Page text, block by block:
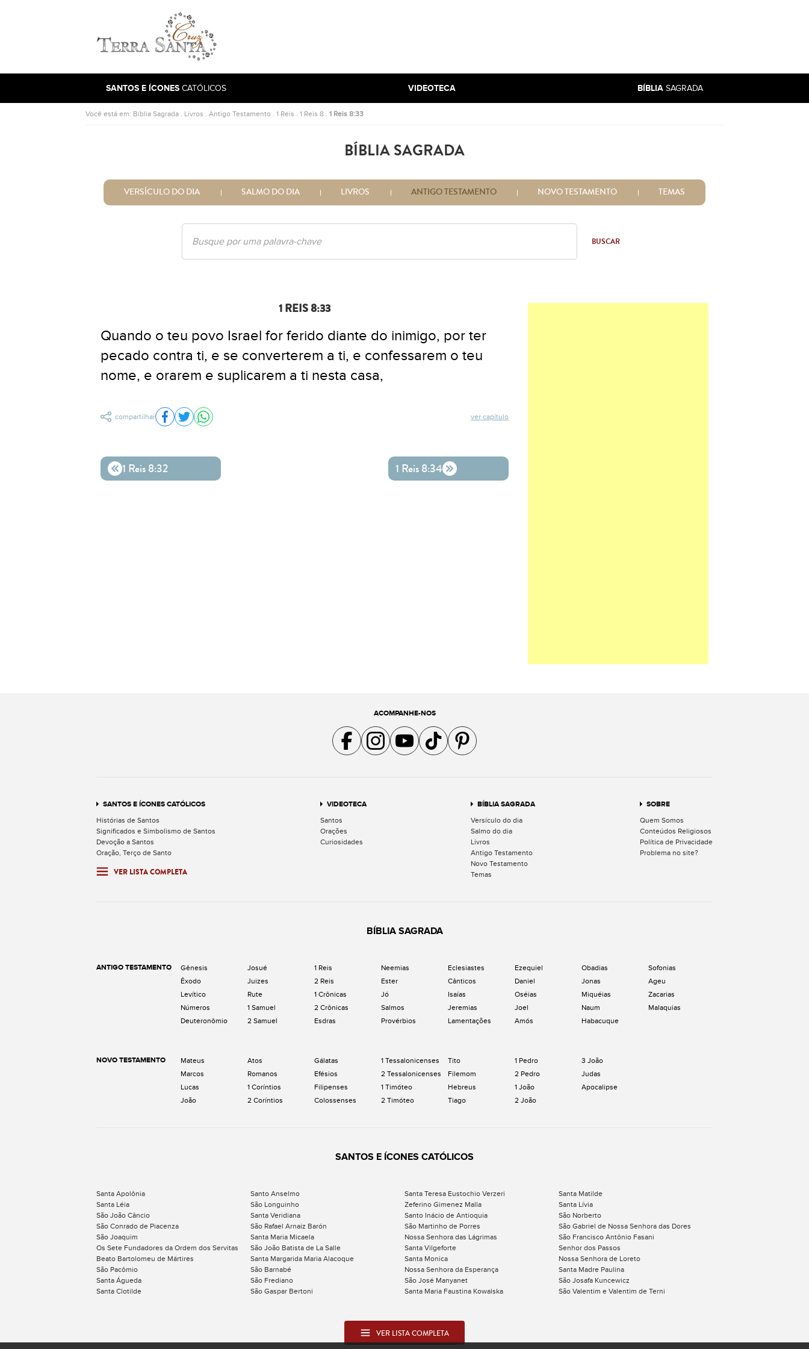
Ir para a página inicial
SANTOS E ÍCONES CATÓLICOS VIDEOTECA BÍBLIA SAGRADA
Você está em: Bíblia Sagrada . Livros . Antigo Testamento . 1 Reis . 1 Reis 8 . 1 Reis 8:33
BÍBLIA SAGRADA
VERSÍCULO DO DIA SALMO DO DIA LIVROS ANTIGO TESTAMENTO NOVO TESTAMENTO TEMAS
BUSCAR
1 REIS 8:33
Quando o teu povo Israel for ferido diante do inimigo, por ter
pecado contra ti, e se converterem a ti, e confessarem o teu
nome, e orarem e suplicarem a ti nesta casa,
ver capítulo
compartilhar Compartilhar no Facebook
Compartilhar no Twitter
Compartilhar no WhatsApp
1 Reis 8:32 1 Reis 8:34
ACOMPANHE-NOS
Acompanhe a gente no Facebook
Acompanhe a gente no Instagram
Acompanhe a gente no YouTube
Acompanhe a gente no TikTok
Acompanhe a gente no Pinterest
SANTOS E ÍCONES CATÓLICOS
Histórias de Santos
Significados e Simbolismo de Santos
Devoção a Santos
Oração, Terço de Santo
VER LISTA COMPLETA
VIDEOTECA
Santos
Orações
Curiosidades
BÍBLIA SAGRADA
Versículo do dia
Salmo do dia
Livros
Antigo Testamento
Novo Testamento
Temas
SOBRE
Quem Somos
Conteúdos Religiosos
Política de Privacidade
Problema no site?
BÍBLIA SAGRADA
ANTIGO TESTAMENTO
Gênesis
Êxodo
Levítico
Números
Deuteronômio
Josué
Juizes
Rute
1 Samuel
2 Samuel
1 Reis
2 Reis
1 Crônicas
2 Crônicas
Esdras
Neemias
Ester
Jó
Salmos
Provérbios
Eclesiastes
Cânticos
Isaías
Jeremias
Lamentações
Ezequiel
Daniel
Oséias
Joel
Amós
Obadias
Jonas
Miquéias
Naum
Habacuque
Sofonias
Ageu
Zacarias
Malaquias
NOVO TESTAMENTO
Mateus
Marcos
Lucas
João
Atos
Romanos
1 Coríntios
2 Coríntios
Gálatas
Efésios
Filipenses
Colossenses
1 Tessalonicenses
2 Tessalonicenses
1 Timóteo
2 Timóteo
Tito
Filemom
Hebreus
Tiago
1 Pedro
2 Pedro
1 João
2 João
3 João
Judas
Apocalipse
SANTOS E ÍCONES CATÓLICOS
Santa Apolônia Santo Anselmo Santa Teresa Eustochio Verzeri
Santa Matilde
Santa Léia
São Longuinho Zeferino Gimenez Malla
Santa Lívia
São João Câncio
Santa Veridiana Santo Inácio de Antioquia
São Norberto
São Conrado de Piacenza
São Rafael Arnaiz Barón São Martinho de Porres
São Gabriel de Nossa Senhora das Dores
São Joaquim
Santa Maria Micaela Nossa Senhora das Lágrimas
São Francisco Antônio Fasani
Os Sete Fundadores da Ordem dos Servitas
São João Batista de La Salle Santa Vilgeforte
Senhor dos Passos
Beato Bartolomeu de Mártires
Santa Margarida Maria Alacoque Santa Monica
Nossa Senhora de Loreto
São Pacômio
São Barnabé Nossa Senhora da Esperança
Santa Madre Paulina
Santa Águeda
São Frediano São José Manyanet
São Josafa Kuncewicz
Santa Clotilde
São Gaspar Bertoni Santa Maria Faustina Kowalska São Valentim e Valentim de Terni
VER LISTA COMPLETA